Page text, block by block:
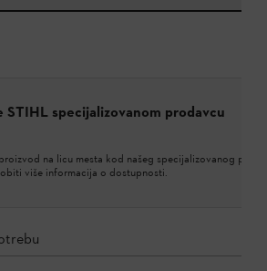
STIHL specijalizovanom prodavcu
na licu mesta kod našeg specijalizovanog
više informacija o dostupnosti.